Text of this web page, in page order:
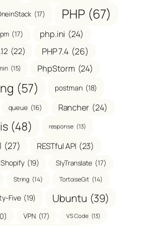
(17) PHP (67)
(17) php.ini (24)
(22) PHP 7.4 (26)
(15) PhpStorm (24)
(57) postman (18)
queue (16) Rancher (24)
(48) response (13)
(27) RESTful API (23)
Shopify (19) SlyTranslate (17)
String (14) TortoiseGit (14)
Five (19) Ubuntu (39)
VPN (17) VS Code (13)